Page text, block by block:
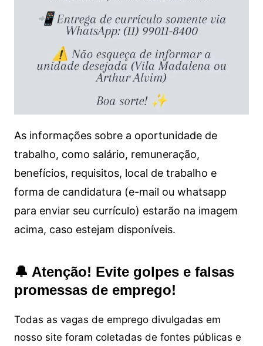
As informações sobre a oportunidade de
trabalho, como salário, remuneração,
benefícios, requisitos, local de trabalho e
forma de candidatura (e-mail ou whatsapp
para enviar seu currículo) estarão na imagem
acima, caso estejam disponíveis.
🔔 Atenção! Evite golpes e falsas
promessas de emprego!
Todas as vagas de emprego divulgadas em
nosso site foram coletadas de fontes públicas e